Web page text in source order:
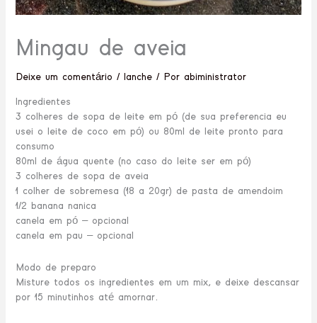
Mingau de aveia
Deixe um comentário / lanche / Porabiministrator
Ingredientes
3 colheres de sopa de leite em pó (de sua preferencia eu
usei o leite de coco em pó) ou 80ml de leite pronto para
consumo
80ml de água quente (no caso do leite ser em pó)
3 colheres de sopa de aveia
1 colher de sobremesa (18 a 20gr) de pasta de amendoim
1/2 banana nanica
canela em pó – opcional
canela em pau – opcional
‌Modo de preparo
Misture todos os ingredientes em um mix, e deixe descansar
por 15 minutinhos até amornar.